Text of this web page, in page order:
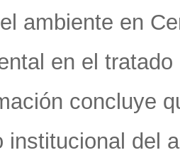
ambiente en
en el
concluye
institucional del